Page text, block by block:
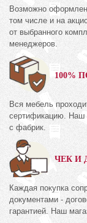
Возможно
том числе и на
от выбранного
менеджеров.
100%
Вся мебель
сертификацию. Наш
с фабрик.
ЧЕК И
Каждая покупка
документами -
гарантией. Наш